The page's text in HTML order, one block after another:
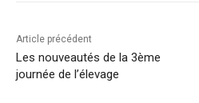
Article précédent
Les nouveautés de la 3ème
journée de l’élevage